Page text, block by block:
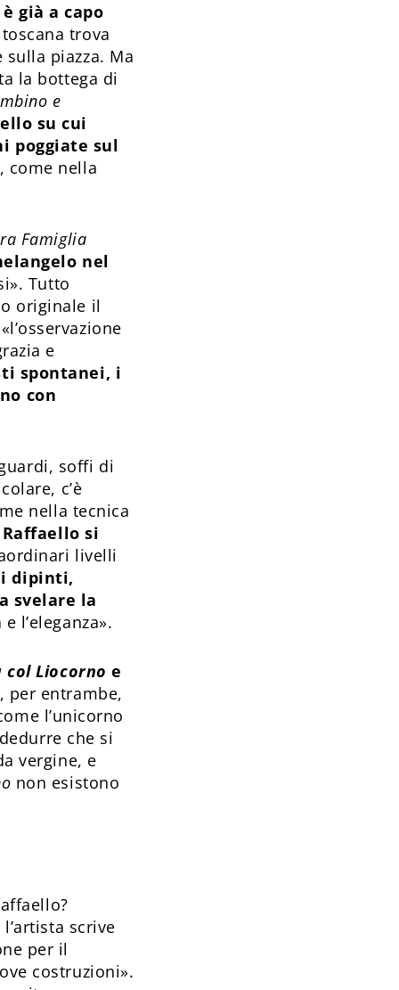
già a capo
trova
piazza. Ma
la bottega di
e
su cui
poggiate sul
, come nella
Famiglia
nel
Tutto
originale il
e
spontanei, i
con
soffi di
c’è
nella tecnica
Raffaello si
livelli
dipinti,
svelare la
l’eleganza».
col Liocorno e
per entrambe,
l’unicorno
che si
vergine, e
non esistono
scrive
per il
costruzioni».